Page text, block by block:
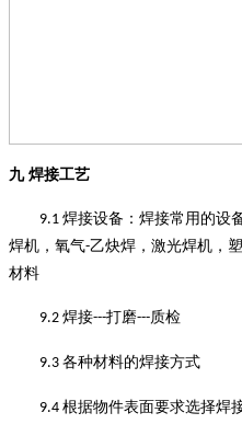
九焊接工艺
9.1 焊接设备 ： 焊接常用的设
焊机，氧气-乙炔焊，激光焊机，
材料
9.2 焊接---打磨---质检
9.3 各种材料的焊接方式
9.4 根据物件表面要求选择焊